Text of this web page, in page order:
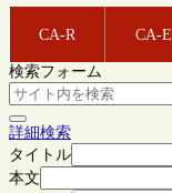
CA-R CA-E
検索フォーム
詳細検索
タイトル
本文